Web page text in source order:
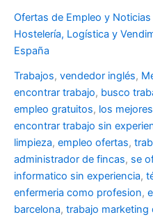
Ofertas de Empleo y
Hostelería, Logística y
España
Trabajos, vendedor inglés,
encontrar trabajo, busco
empleo gratuitos, los
encontrar trabajo sin
limpieza, empleo ofertas,
administrador de fincas, se
informatico sin experiencia,
enfermeria como profesion,
barcelona, trabajo marketing